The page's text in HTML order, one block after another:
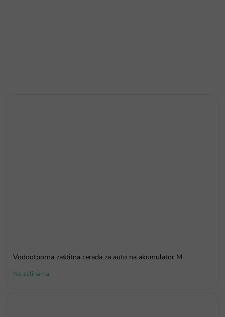
Vodootporna zaštitna cerada za auto na akumulator M
Na zalihama